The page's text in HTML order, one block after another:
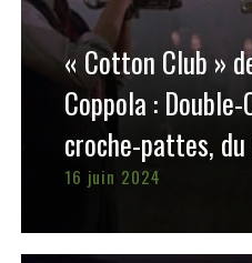
« Cotton Club »
Coppola :
croche-pattes,
16 juin 2024